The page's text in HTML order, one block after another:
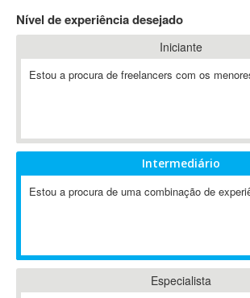
802.11
A&P
A2Billing
ABAP
ABBYY FineReader
Ableton Live
Nível de experiência desejado
Iniciante
Estou a procura de freelancers com os
Intermediário
Estou a procura de uma combinação de
Especialista